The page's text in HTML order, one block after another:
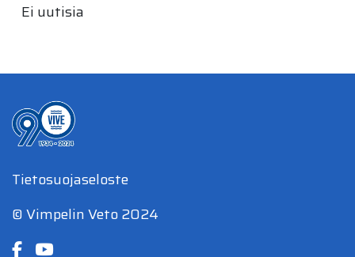
Ei uutisia
Tietosuojaseloste
© Vimpelin Veto 2024